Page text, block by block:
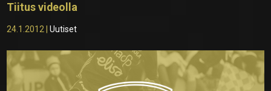
Tiitus videolla
24.1.2012 |Uutiset